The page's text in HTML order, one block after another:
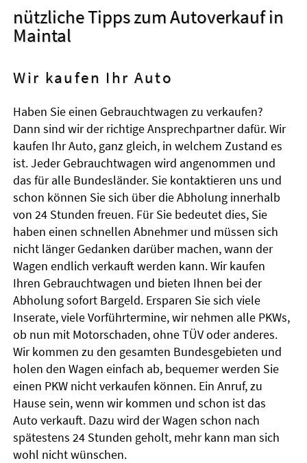
nützliche Tipps zum Autoverkauf in
Maintal
Wir kaufen Ihr Auto
Haben Sie einen Gebrauchtwagen zu verkaufen?
Dann sind wir der richtige Ansprechpartner dafür. Wir
kaufen Ihr Auto, ganz gleich, in welchem Zustand es
ist. Jeder Gebrauchtwagen wird angenommen und
das für alle Bundesländer. Sie kontaktieren uns und
schon können Sie sich über die Abholung innerhalb
von 24 Stunden freuen. Für Sie bedeutet dies, Sie
haben einen schnellen Abnehmer und müssen sich
nicht länger Gedanken darüber machen, wann der
Wagen endlich verkauft werden kann. Wir kaufen
Ihren Gebrauchtwagen und bieten Ihnen bei der
Abholung sofort Bargeld. Ersparen Sie sich viele
Inserate, viele Vorführtermine, wir nehmen alle PKWs,
ob nun mit Motorschaden, ohne TÜV oder anderes.
Wir kommen zu den gesamten Bundesgebieten und
holen den Wagen einfach ab, bequemer werden Sie
einen PKW nicht verkaufen können. Ein Anruf, zu
Hause sein, wenn wir kommen und schon ist das
Auto verkauft. Dazu wird der Wagen schon nach
spätestens 24 Stunden geholt, mehr kann man sich
wohl nicht wünschen.